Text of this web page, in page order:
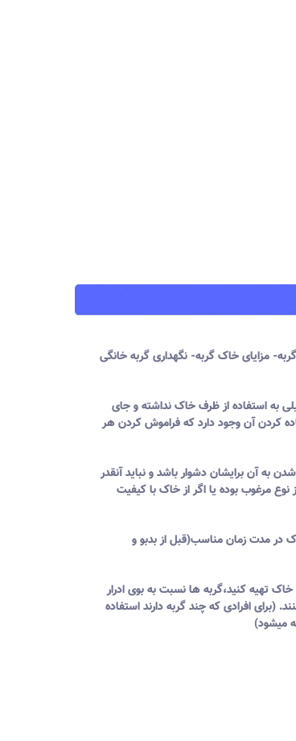
به استفاده از ظرف خاک نداشته و جای
کردن آن وجود دارد که فراموش کردن هر
آن برایشان دشوار باشد و نباید آنقدر
مرغوب بوده یا اگر از خاک با کیفیت
در مدت زمان مناسب(قبل از بدبو و
تهیه کنید،گربه ها نسبت به بوی ادرار
افرادی که چند گربه دارند استفاده
میشود)